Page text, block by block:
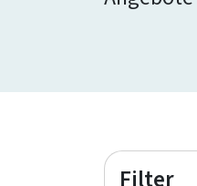
Filter